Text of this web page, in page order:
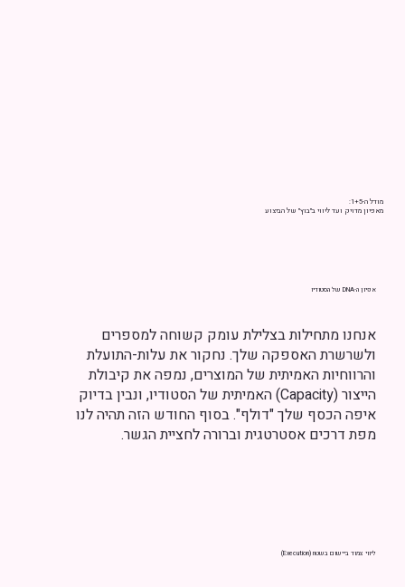
ליווי צמוד ביישום בשטח (Execution)
מודל ה-1+5:
מאפיון מדויק ועד ליווי ב"בוץ" של הביצוע
אפיון ה-DNA של הסטודיו
אנחנו מתחילות בצלילת עומק קשוחה למספרים
ולשרשרת האספקה שלך. נחקור את עלות-התועלת
והרווחיות האמיתית של המוצרים, נמפה את קיבולת
הייצור (Capacity) האמיתית של הסטודיו, ונבין בדיוק
איפה הכסף שלך "דולף". בסוף החודש הזה תהיה לנו
מפת דרכים אסטרטגית וברורה לחציית הגשר.